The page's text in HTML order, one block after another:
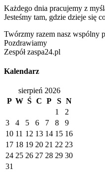
Każdego dnia pracujemy z
Jesteśmy tam, gdzie dzieje się
Twórzmy razem nasz wspólny
Pozdrawiamy
Zespół zaspa24.pl
Kalendarz
sierpień 2026
P W Ś C P S N
1
2
3
4 5 6 7 8
9
10 11 12 13 14 15 16
17 18 19 20 21 22 23
24 25 26 27 28 29 30
31